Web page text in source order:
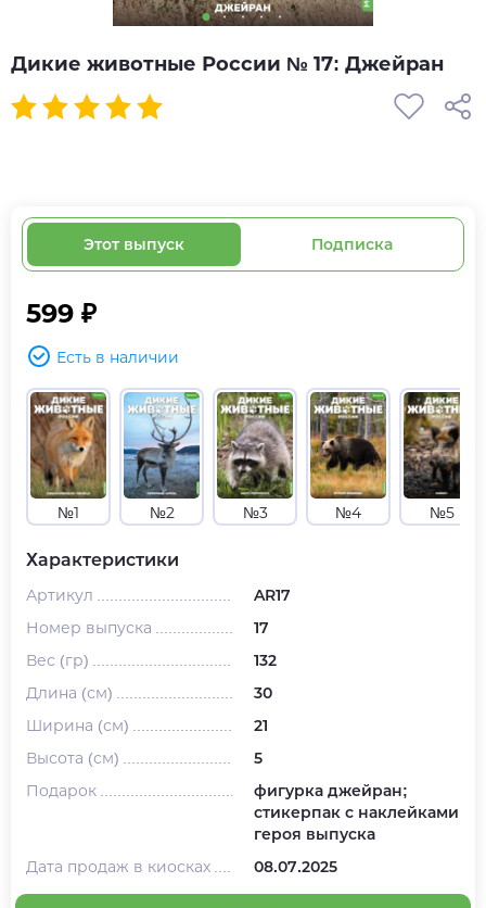
Дикие животные России № 17: Джейран
Этот выпуск Подписка
599 ₽
Есть в наличии
№1 №2 №3 №4 №5
Характеристики
Артикул
AR17
Номер выпуска
17
Вес (гр)
132
Длина (см)
30
Ширина (см)
21
Высота (см)
5
Подарок
фигурка джейран;
стикерпак с наклейками
героя выпуска
Дата продаж в киосках
08.07.2025